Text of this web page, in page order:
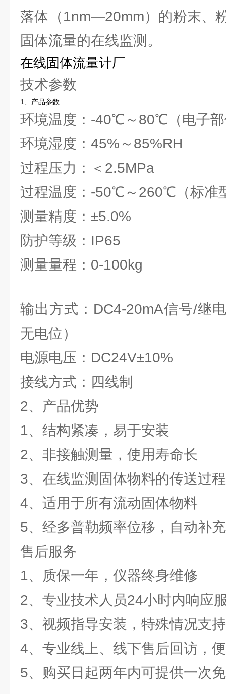
落体（1nm—20mm）的粉末、
固体流量的在线监测。
在线固体流量计厂
技术参数
1、产品参数
环境温度：-40℃～80℃（电子
环境湿度：45%～85%RH
过程压力：＜2.5MPa
过程温度：-50℃～260℃（标准
测量精度：±5.0%
防护等级：IP65
测量量程：0-100kg
输出方式：DC4-20mA信号/继
无电位）
电源电压：DC24V±10%
接线方式：四线制
2、产品优势
1、结构紧凑，易于安装
2、非接触测量，使用寿命长
3、在线监测固体物料的传送过程
4、适用于所有流动固体物料
5、经多普勒频率位移，自动补
售后服务
1、质保一年，仪器终身维修
2、专业技术人员24小时内响应
3、视频指导安装，特殊情况支
4、专业线上、线下售后回访，
5、购买日起两年内可提供一次